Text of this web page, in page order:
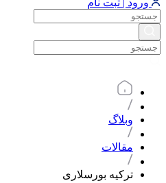
ورود | ثبت نام
وبلاگ
مقالات
ترکیه بورسلاری